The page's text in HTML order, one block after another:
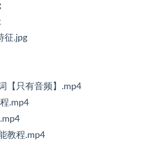
征.jpg
【只有音频】.mp4
.mp4
教程.mp4